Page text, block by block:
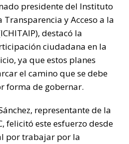
presidente del Instituto
y Acceso a la
destacó la
ciudadana en la
ya que estos planes
el camino que se debe
forma de gobernar.
representante de la
felicitó este esfuerzo desde
por trabajar por la